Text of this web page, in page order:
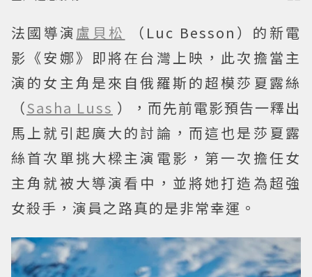
法國導演盧貝松
（Luc Besson）的新電
影《安娜》即將在台灣上映，此次擔當主
演的女主角是來自俄羅斯的超模莎夏露絲
（Sasha Luss ），而先前電影預告一釋出
馬上就引起廣大的討論，而這也是莎夏露
絲首次單挑大樑主演電影，第一次擔任女
主角就被大導演看中，並將她打造為超強
女殺手，演員之路真的是非常幸運。